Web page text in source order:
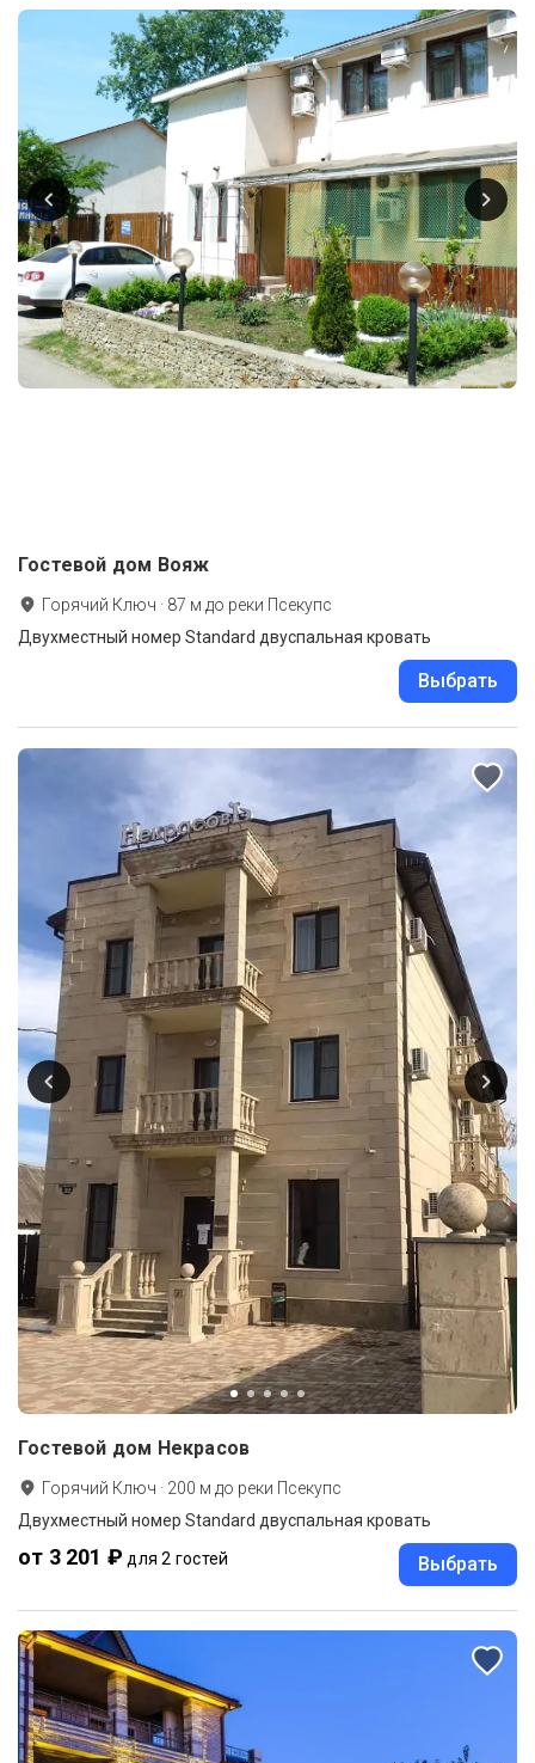
Гостевой дом Вояж
Горячий Ключ · 87 м до реки Псекупс
Двухместный номер Standard двуспальная кровать
Выбрать
Гостевой дом Некрасов
Горячий Ключ · 200 м до реки Псекупс
Двухместный номер Standard двуспальная кровать
от 3 201 ₽ для 2 гостей Выбрать